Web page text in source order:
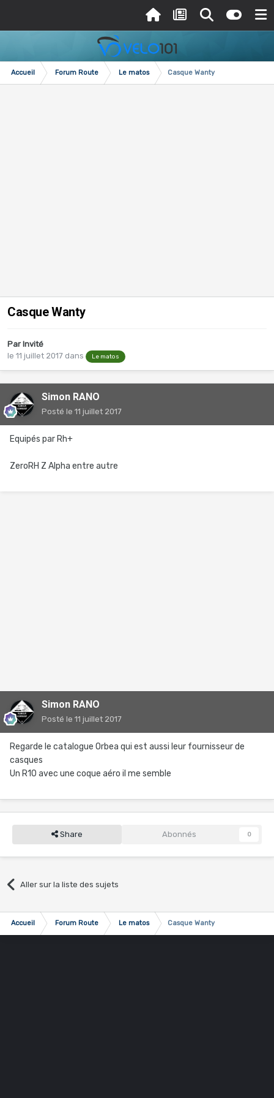
Accueil Forum Route Le matos Casque Wanty
Casque Wanty
Par Invité
le 11 juillet 2017 dans Le matos
Simon RANO
Posté le 11 juillet 2017
Equipés par Rh+
ZeroRH Z Alpha entre autre
Simon RANO
Posté le 11 juillet 2017
Regarde le catalogue Orbea qui est aussi leur fournisseur de
casques
Un R10 avec une coque aéro il me semble
Share Abonnés 0
Aller sur la liste des sujets
Accueil Forum Route Le matos Casque Wanty